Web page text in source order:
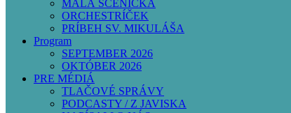
MALÁ SCÉNIČKA
ORCHESTRÍČEK
PRÍBEH SV. MIKULÁŠA
Program
SEPTEMBER 2026
OKTÓBER 2026
PRE MÉDIÁ
TLAČOVÉ SPRÁVY
PODCASTY / Z JAVISKA